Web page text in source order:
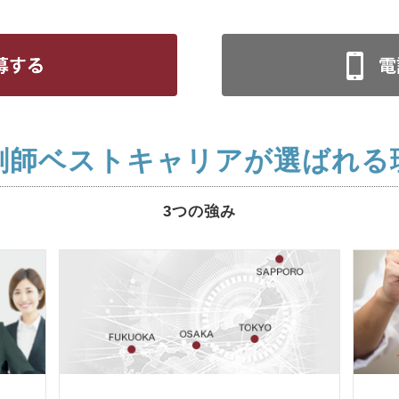
師ベストキャリアが選ばれる
3つの強み